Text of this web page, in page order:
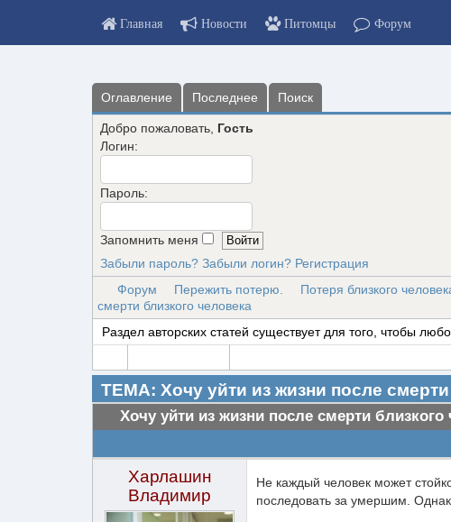
Главная Новости Питомцы Форум
Оглавление Последнее Поиск
Добро пожаловать, Гость
Логин:
Пароль:
Запомнить меня
Забыли пароль? Забыли логин? Регистрация
Форум
Пережить потерю. Потеря близкого
смерти близкого человека
Раздел авторских статей существует для того, чтобы
ТЕМА: Хочу уйти из жизни после
Хочу уйти из жизни после смерти близкого
Харлашин
Владимир
Не каждый человек может
последовать за умершим.